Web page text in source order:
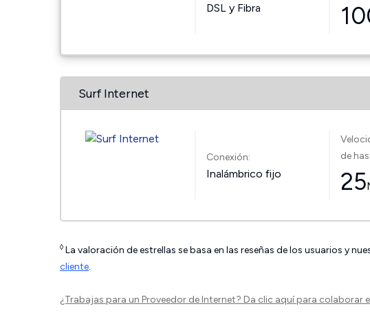
DSL y Fibra
Surf Internet
Conexión:
Inalámbrico fijo
de
25
◊ La valoración de estrellas se basa en las reseñas de los usuarios y
cliente.
¿Trabajas para un Proveedor de Internet? Da clic aquípara colaborar